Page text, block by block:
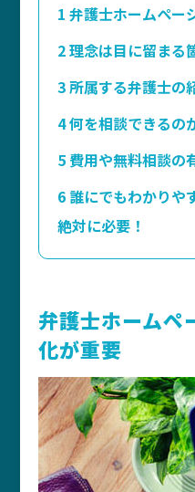
1 弁護士ホームペー
2理念は目に留まる
3所属する弁護士の
4何を相談できるの
5費用や無料相談の
6誰にでもわかりや
絶対に必要！
弁護士ホームペ
化が重要